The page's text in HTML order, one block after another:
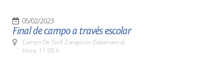
05/02/2023
Final de campo a través escolar
Campo De Golf Zarapicos (Salamanca)
Hora: 11:00 h.